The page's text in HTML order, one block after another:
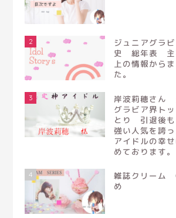
2
ジュニアグラ
史 総年表 主
上の情報から
た。
3
岸波莉穂さん
グラビア界ト
とり 引退後も
強い人気を誇
アイドルの幸
めております。
4
雑誌クリーム
め